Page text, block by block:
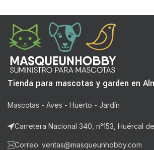
Tienda para mascotas y garden en
Mascotas - Aves - Huerto - Jardín
Carretera Nacional 340, n°153, Huércal
Correo: ventas@masqueunhobby.com